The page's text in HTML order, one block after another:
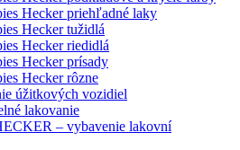
Hecker priehľadné laky
Hecker tužidlá
Hecker riedidlá
Hecker prísady
Hecker rôzne
úžitkových vozidiel
lakovanie
– vybavenie lakovní